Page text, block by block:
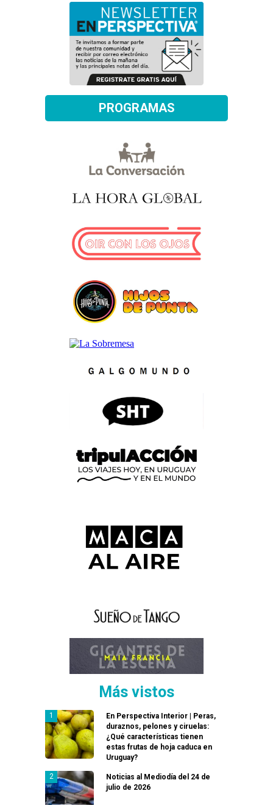
PROGRAMAS
Más vistos
En Perspectiva Interior | Peras,
duraznos, pelones y ciruelas:
¿Qué características tienen
estas frutas de hoja caduca en
Uruguay?
Noticias al Mediodía del 24 de
julio de 2026